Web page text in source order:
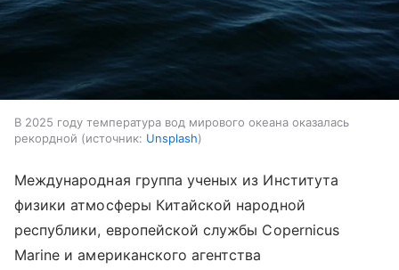
В 2025 году температура вод мирового океана оказалась
рекордной
источник: Unsplash
Международная группа ученых из Института
физики атмосферы Китайской народной
республики, европейской службы Copernicus
Marine и американского агентства